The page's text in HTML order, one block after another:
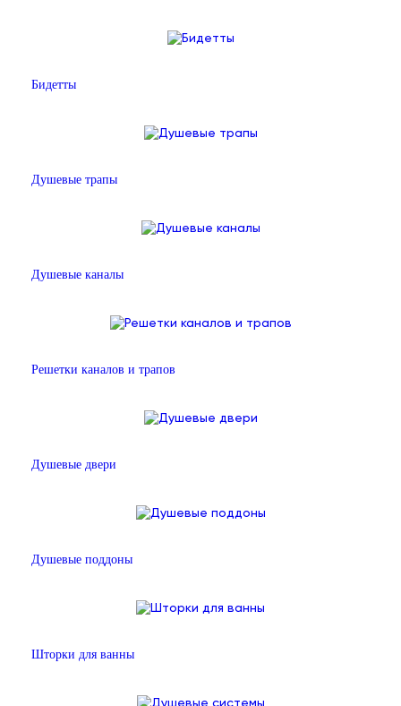
Бидетты
Душевые трапы
Душевые каналы
Решетки каналов и трапов
Душевые двери
Душевые поддоны
Шторки для ванны